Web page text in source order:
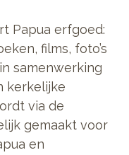
Papua erfgoed:
films, foto’s
samenwerking
kerkelijke
via de
gemaakt voor
en